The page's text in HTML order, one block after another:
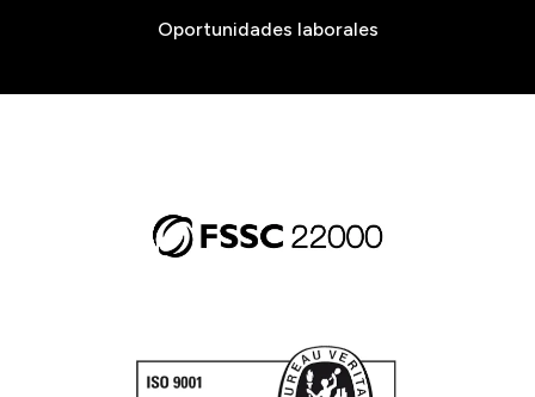
Oportunidades laborales